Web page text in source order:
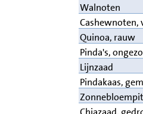
Walnoten
Cashewnoten,
Quinoa, rauw
Pinda's,
Lijnzaad
Pindakaas,